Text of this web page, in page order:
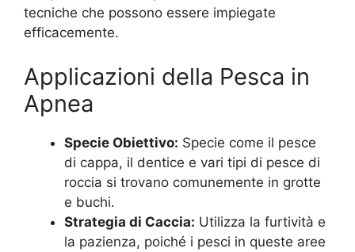
tecniche che possono essere impiegate
efficacemente.
Applicazioni della Pesca in
Apnea
Specie Obiettivo: Specie come il pesce
di cappa, il dentice e vari tipi di pesce di
roccia si trovano comunemente in grotte
e buchi.
Strategia di Caccia: Utilizza la furtività e
la pazienza, poiché i pesci in queste aree